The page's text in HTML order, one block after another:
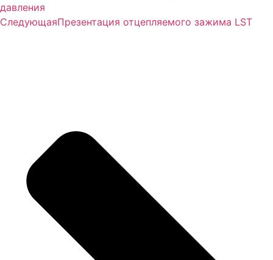
давления
СледующаяПрезентация отцепляемого зажима LST